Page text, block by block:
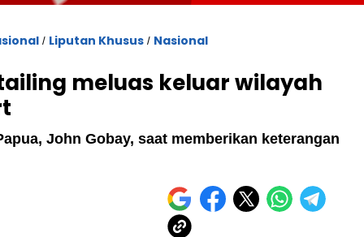
/ Liputan Khusus / Nasional
meluas keluar wilayah
John Gobay, saat memberikan keterangan